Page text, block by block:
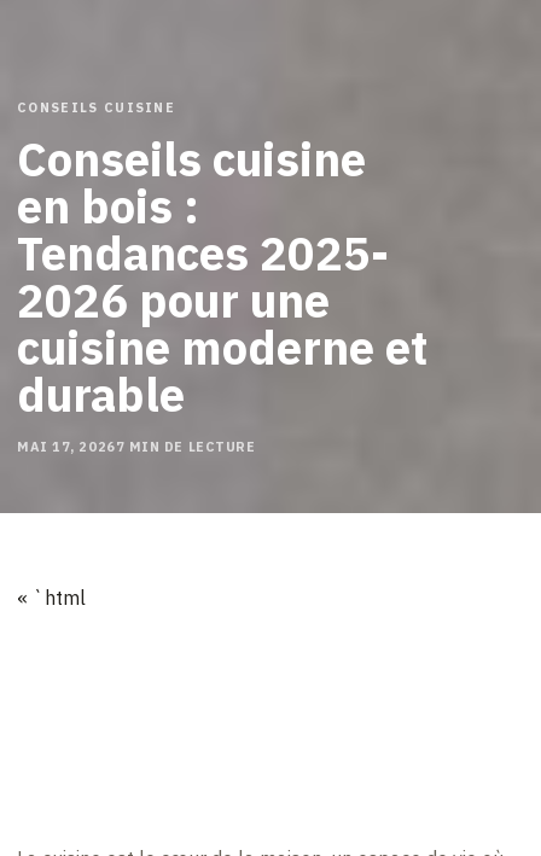
CONSEILS CUISINE
Conseils cuisine
en bois :
Tendances 2025-
2026 pour une
cuisine moderne et
durable
MAI 17, 20267 MIN DE LECTURE
« `html